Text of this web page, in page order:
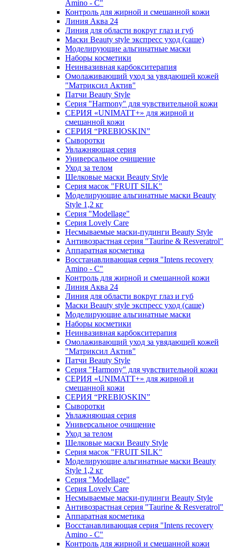
Amino - C"
Контроль для жирной и смешанной кожи
Линия Аква 24
Линия для области вокруг глаз и губ
Маски Beauty style экспресс уход (саше)
Моделирующие альгинатные маски
Наборы косметики
Неинвазивная карбокситерапия
Омолаживающий уход за увядающей кожей
"Матриксил Актив"
Патчи Beauty Style
Серия "Harmony" для чувствительной кожи
СЕРИЯ «UNIMATT+» для жирной и
смешанной кожи
СЕРИЯ “PREBIOSKIN”
Сыворотки
Увлажняющая серия
Универсальное очищение
Уход за телом
Шелковые маски Beauty Style
Серия масок "FRUIT SILK"
Моделирующие альгинатные маски Beauty
Style 1,2 кг
Серия "Modellage"
Cерия Lovely Care
Несмываемые маски-пудинги Beauty Style
Антивозрастная серия "Taurine & Resveratrol"
Аппаратная косметика
Восстанавливающая серия "Intens recovery
Amino - C"
Контроль для жирной и смешанной кожи
Линия Аква 24
Линия для области вокруг глаз и губ
Маски Beauty style экспресс уход (саше)
Моделирующие альгинатные маски
Наборы косметики
Неинвазивная карбокситерапия
Омолаживающий уход за увядающей кожей
"Матриксил Актив"
Патчи Beauty Style
Серия "Harmony" для чувствительной кожи
СЕРИЯ «UNIMATT+» для жирной и
смешанной кожи
СЕРИЯ “PREBIOSKIN”
Сыворотки
Увлажняющая серия
Универсальное очищение
Уход за телом
Шелковые маски Beauty Style
Серия масок "FRUIT SILK"
Моделирующие альгинатные маски Beauty
Style 1,2 кг
Серия "Modellage"
Cерия Lovely Care
Несмываемые маски-пудинги Beauty Style
Антивозрастная серия "Taurine & Resveratrol"
Аппаратная косметика
Восстанавливающая серия "Intens recovery
Amino - C"
Контроль для жирной и смешанной кожи